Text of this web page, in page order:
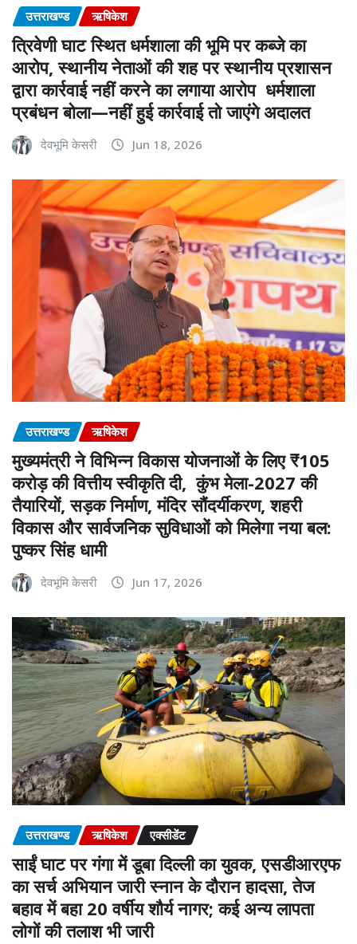
उत्तराखण्ड ऋषिकेश
त्रिवेणी घाट स्थित धर्मशाला की भूमि पर कब्जे का
आरोप, स्थानीय नेताओं की शह पर स्थानीय प्रशासन
द्वारा कार्रवाई नहीं करने का लगाया आरोप धर्मशाला
प्रबंधन बोला—नहीं हुई कार्रवाई तो जाएंगे अदालत
देवभूमि केसरी Jun 18, 2026
उत्तराखण्ड ऋषिकेश
मुख्यमंत्री ने विभिन्न विकास योजनाओं के लिए ₹105
करोड़ की वित्तीय स्वीकृति दी, कुंभ मेला-2027 की
तैयारियों, सड़क निर्माण, मंदिर सौंदर्यीकरण, शहरी
विकास और सार्वजनिक सुविधाओं को मिलेगा नया बल:
पुष्कर सिंह धामी
देवभूमि केसरी Jun 17, 2026
उत्तराखण्ड ऋषिकेश एक्सीडेंट
साईं घाट पर गंगा में डूबा दिल्ली का युवक, एसडीआरएफ
का सर्च अभियान जारी स्नान के दौरान हादसा, तेज
बहाव में बहा 20 वर्षीय शौर्य नागर; कई अन्य लापता
लोगों की तलाश भी जारी